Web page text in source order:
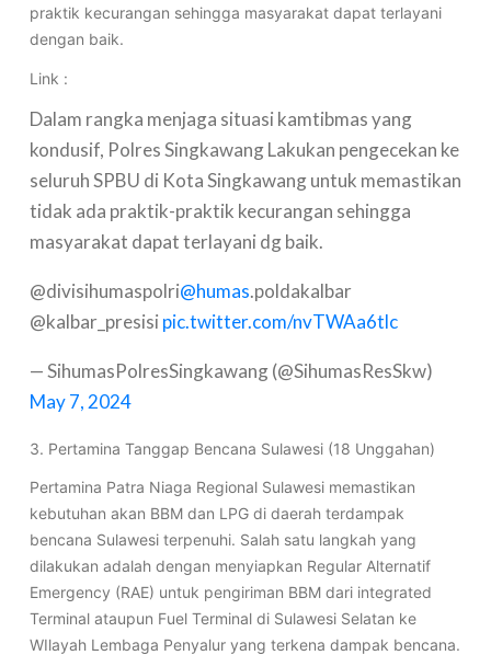
praktik kecurangan sehingga masyarakat dapat terlayani
dengan baik.
Link :
Dalam rangka menjaga situasi kamtibmas yang
kondusif, Polres Singkawang Lakukan pengecekan ke
seluruh SPBU di Kota Singkawang untuk memastikan
tidak ada praktik-praktik kecurangan sehingga
masyarakat dapat terlayani dg baik.
@divisihumaspolri@humas.poldakalbar
@kalbar_presisi pic.twitter.com/nvTWAa6tlc
— SihumasPolresSingkawang (@SihumasResSkw)
May 7, 2024
3. Pertamina Tanggap Bencana Sulawesi (18 Unggahan)
Pertamina Patra Niaga Regional Sulawesi memastikan
kebutuhan akan BBM dan LPG di daerah terdampak
bencana Sulawesi terpenuhi. Salah satu langkah yang
dilakukan adalah dengan menyiapkan Regular Alternatif
Emergency (RAE) untuk pengiriman BBM dari integrated
Terminal ataupun Fuel Terminal di Sulawesi Selatan ke
WIlayah Lembaga Penyalur yang terkena dampak bencana.